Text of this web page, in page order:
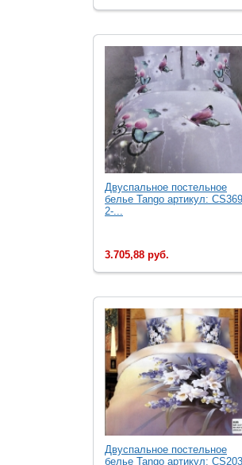
Двуcпальное постельное
белье Tango артикул:
2-...
3.705,88 руб.
Двуcпальное постельное
белье Tango артикул: